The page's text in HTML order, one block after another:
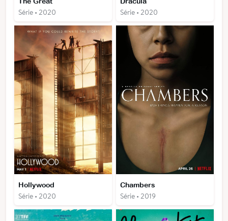
Série • 2020 Série • 2020
Hollywood
Série • 2020
Chambers
Série • 2019